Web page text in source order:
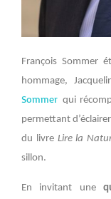
François Sommer
hommage,
Sommer qui
permettant
du livre Lire la
sillon.
En invitant une